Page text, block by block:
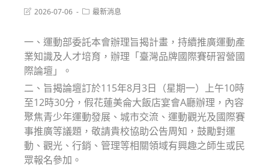
Post2026-07-06
Post最新消息
一、運動部委託本會辦理旨揭計畫，持續推廣運動產
業知識及人才培育，辦理「臺灣品牌國際賽研習營國
際論壇」。
二、旨揭論壇訂於115年8月3日（星期一）上午10時
至12時30分，假花蓮美侖大飯店宴會A廳辦理，內容
聚焦青少年運動發展、城市交流、運動觀光及國際賽
事推廣等議題，敬請貴校協助公告周知，鼓勵對運
動、觀光、行銷、管理等相關領域有興趣之師生或民
眾報名參加。